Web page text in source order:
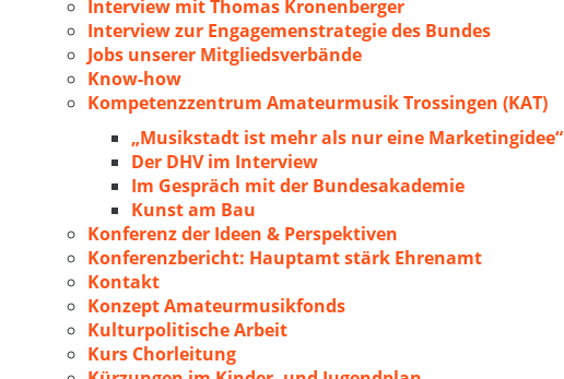
Interview mit Thomas Kronenberger
Interview zur Engagemenstrategie des Bundes
Jobs unserer Mitgliedsverbände
Know-how
Kompetenzzentrum Amateurmusik Trossingen (KAT)
„Musikstadt ist mehr als nur eine Marketingidee“
Der DHV im Interview
Im Gespräch mit der Bundesakademie
Kunst am Bau
Konferenz der Ideen & Perspektiven
Konferenzbericht: Hauptamt stärk Ehrenamt
Kontakt
Konzept Amateurmusikfonds
Kulturpolitische Arbeit
Kurs Chorleitung